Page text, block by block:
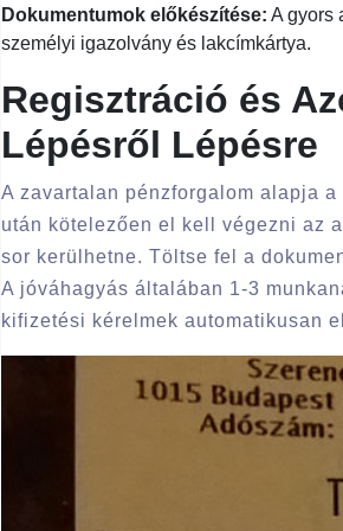
Dokumentumok előkészítése: A gyors
személyi igazolvány és lakcímkártya.
Regisztráció és
Lépésről Lépésre
A zavartalan pénzforgalom alapja
után kötelezően el kell végezni az
sor kerülhetne. Töltse fel a
A jóváhagyás általában 1-3
kifizetési kérelmek automatikusan